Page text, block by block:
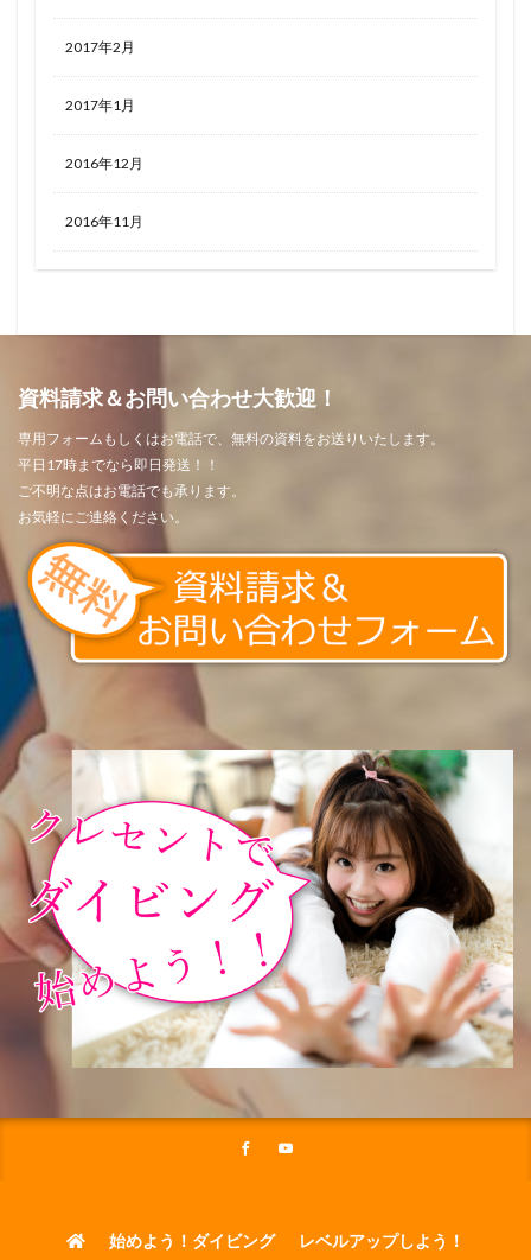
2017年2月
2017年1月
2016年12月
2016年11月
資料請求＆お問い合わせ大歓迎！
専用フォームもしくはお電話で、無料の資料をお送りいたします。
平日17時までなら即日発送！！
ご不明な点はお電話でも承ります。
お気軽にご連絡ください。
始めよう！ダイビング
レベルアップしよう！